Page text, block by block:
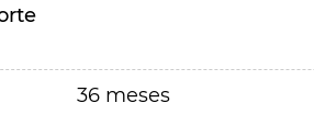
36 meses